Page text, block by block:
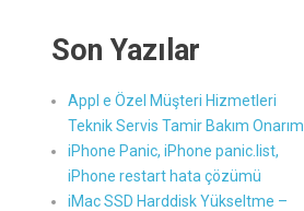
Son Yazılar
Appl e Özel Müşteri Hizmetleri
Teknik Servis Tamir Bakım Onarım
iPhone Panic, iPhone panic.list,
iPhone restart hata çözümü
iMac SSD Harddisk Yükseltme –